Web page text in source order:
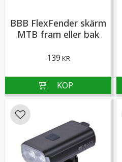
BBB FlexFender skärm
MTB fram eller bak
139 KR
Lägg till i favoriter